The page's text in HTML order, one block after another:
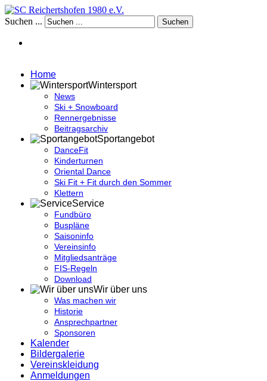
Suchen ... Suchen
Home
Wintersport
News
Ski + Snowboard
Rennergebnisse
Beitragsarchiv
Sportangebot
DanceFit
Kinderturnen
Oriental Dance
Ski Fit + Fit durch den Sommer
Klettern
Service
Fundbüro
Buspläne
Saisoninfo
Vereinsinfo
Mitgliedsanträge
FIS-Regeln
Download
Wir über uns
Was machen wir
Historie
Ansprechpartner
Sponsoren
Kalender
Bildergalerie
Vereinskleidung
Anmeldungen